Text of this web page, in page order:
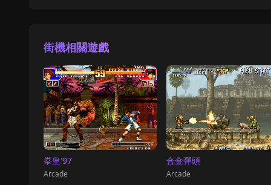
街機相關遊戲
拳皇'97
Arcade
合金彈頭
Arcade